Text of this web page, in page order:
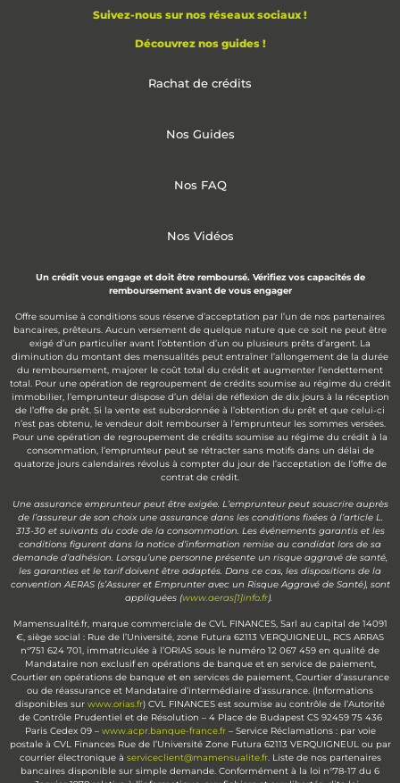
Suivez-nous sur nos réseaux sociaux !
Découvrez nos guides !
Rachat de crédits
Nos Guides
Nos FAQ
Nos Vidéos
Un crédit vous engage et doit être remboursé. Vérifiez vos capacités de
remboursement avant de vous engager
Offre soumise à conditions sous réserve d’acceptation par l’un de nos partenaires
bancaires, prêteurs. Aucun versement de quelque nature que ce soit ne peut être
exigé d’un particulier avant l’obtention d’un ou plusieurs prêts d’argent. La
diminution du montant des mensualités peut entraîner l’allongement de la durée
du remboursement, majorer le coût total du crédit et augmenter l’endettement
total. Pour une opération de regroupement de crédits soumise au régime du crédit
immobilier, l’emprunteur dispose d’un délai de réflexion de dix jours à la réception
de l’offre de prêt. Si la vente est subordonnée à l’obtention du prêt et que celui-ci
n’est pas obtenu, le vendeur doit rembourser à l’emprunteur les sommes versées.
Pour une opération de regroupement de crédits soumise au régime du crédit à la
consommation, l’emprunteur peut se rétracter sans motifs dans un délai de
quatorze jours calendaires révolus à compter du jour de l’acceptation de l’offre de
contrat de crédit.
Une assurance emprunteur peut être exigée. L’emprunteur peut souscrire auprès
de l’assureur de son choix une assurance dans les conditions fixées à l’article L.
313-30 et suivants du code de la consommation. Les événements garantis et les
conditions figurent dans la notice d’information remise au candidat lors de sa
demande d’adhésion. Lorsqu’une personne présente un risque aggravé de santé,
les garanties et le tarif doivent être adaptés. Dans ce cas, les dispositions de la
convention AERAS (s’Assurer et Emprunter avec un Risque Aggravé de Santé), sont
appliquées (www.aeras[1]info.fr).
Mamensualité.fr, marque commerciale de CVL FINANCES, Sarl au capital de 14091
€, siège social : Rue de l’Université, zone Futura 62113 VERQUIGNEUL, RCS ARRAS
n°751 624 701, immatriculée à l’ORIAS sous le numéro 12 067 459 en qualité de
Mandataire non exclusif en opérations de banque et en service de paiement,
Courtier en opérations de banque et en services de paiement, Courtier d’assurance
ou de réassurance et Mandataire d’intermédiaire d’assurance. (Informations
disponibles sur www.orias.fr) CVL FINANCES est soumise au contrôle de l’Autorité
de Contrôle Prudentiel et de Résolution – 4 Place de Budapest CS 92459 75 436
Paris Cedex 09 – www.acpr.banque-france.fr– Service Réclamations : par voie
postale à CVL Finances Rue de l’Université Zone Futura 62113 VERQUIGNEUL ou par
courrier électronique à serviceclient@mamensualite.fr. Liste de nos partenaires
bancaires disponible sur simple demande. Conformément à la loi n°78-17 du 6